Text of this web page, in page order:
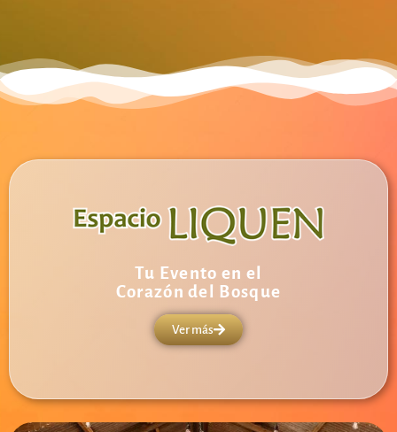
Tu Evento en el
Corazón del Bosque
Ver más